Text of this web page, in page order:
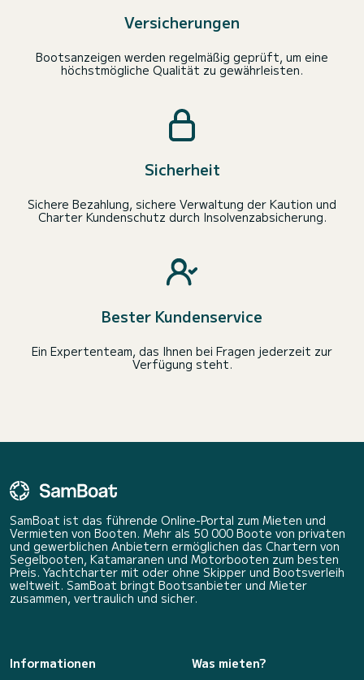
Versicherungen
Bootsanzeigen werden regelmäßig geprüft, um eine
höchstmögliche Qualität zu gewährleisten.
Sicherheit
Sichere Bezahlung, sichere Verwaltung der Kaution und
Charter Kundenschutz durch Insolvenzabsicherung.
Bester Kundenservice
Ein Expertenteam, das Ihnen bei Fragen jederzeit zur
Verfügung steht.
SamBoat ist das führende Online-Portal zum Mieten und
Vermieten von Booten. Mehr als 50 000 Boote von privaten
und gewerblichen Anbietern ermöglichen das Chartern von
Segelbooten, Katamaranen und Motorbooten zum besten
Preis. Yachtcharter mit oder ohne Skipper und Bootsverleih
weltweit. SamBoat bringt Bootsanbieter und Mieter
zusammen, vertraulich und sicher.
Informationen
Was mieten?